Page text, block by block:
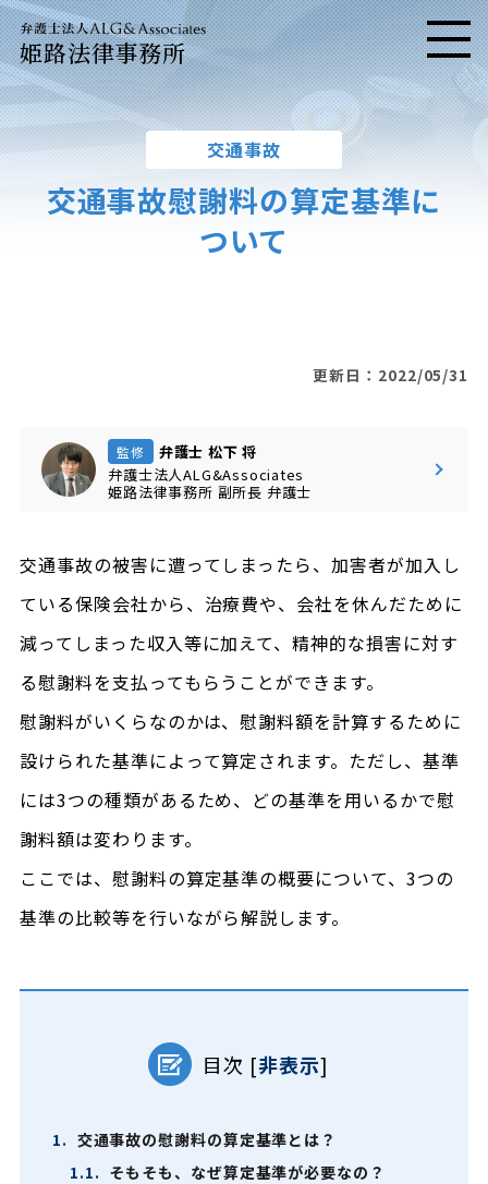
姫路法律事務所 メニ
交通事故
交通事故慰謝料の算定基準に
ついて
更新日：2022/05/31
監修
弁護士 松下 将
弁護士法人ALG&Associates
姫路法律事務所 副所長 弁護士
交通事故の被害に遭ってしまったら、加害者が加入し
ている保険会社から、治療費や、会社を休んだために
減ってしまった収入等に加えて、精神的な損害に対す
る慰謝料を支払ってもらうことができます。
慰謝料がいくらなのかは、慰謝料額を計算するために
設けられた基準によって算定されます。ただし、基準
には3つの種類があるため、どの基準を用いるかで慰
謝料額は変わります。
ここでは、慰謝料の算定基準の概要について、3つの
基準の比較等を行いながら解説します。
目次 [非表示]
1. 交通事故の慰謝料の算定基準とは？
1.1. そもそも、なぜ算定基準が必要なの？